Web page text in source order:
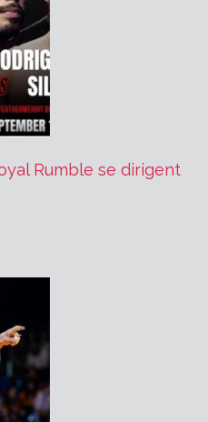
Rumble se dirigent